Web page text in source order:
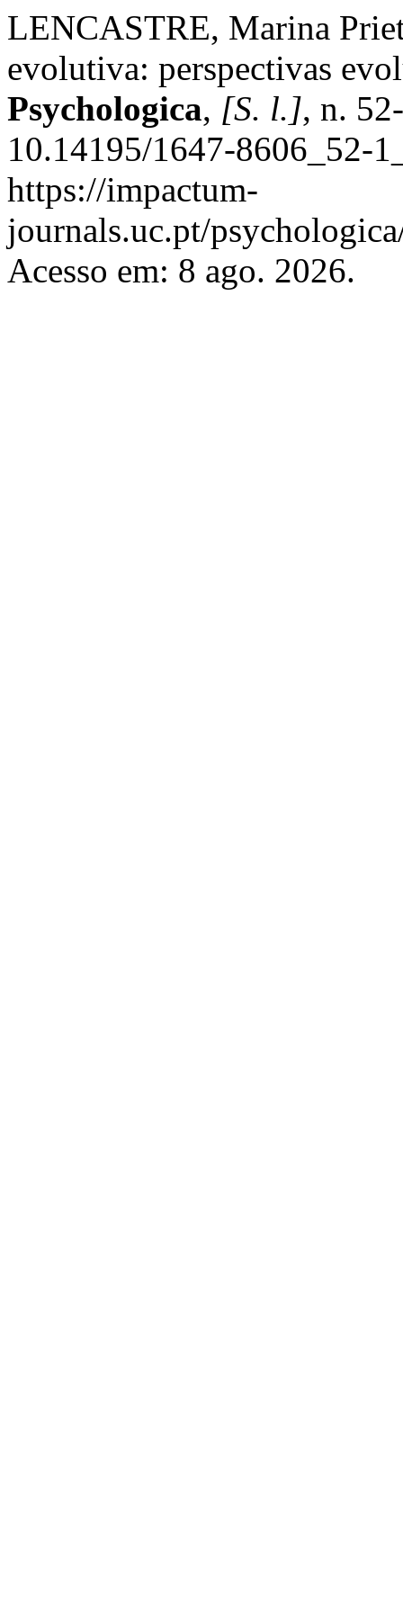
LENCASTRE, Marina
evolutiva: perspectivas
Psychologica, [S. l.], n.
10.14195/1647-8606_52-
https://impactum-
journals.uc.pt/
Acesso em: 8 ago. 2026.